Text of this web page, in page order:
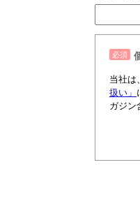
当社は
扱い」
ガジン